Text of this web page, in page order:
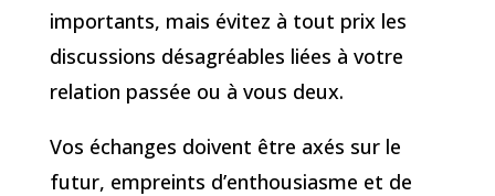
importants, mais évitez à tout prix les
discussions désagréables liées à votre
relation passée ou à vous deux.
Vos échanges doivent être axés sur le
futur, empreints d’enthousiasme et de